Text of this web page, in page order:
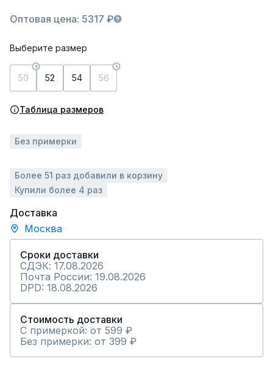
Оптовая цена: 5317 ₽
Выберите размер
50 52 54 56
Таблица размеров
Без примерки
Более 51 раз добавили в корзину
Купили более 4 раз
Доставка
Москва
Сроки доставки
СДЭК: 17.08.2026
Почта России: 19.08.2026
DPD: 18.08.2026
Стоимость доставки
С примеркой: от 599 ₽
Без примерки: от 399 ₽